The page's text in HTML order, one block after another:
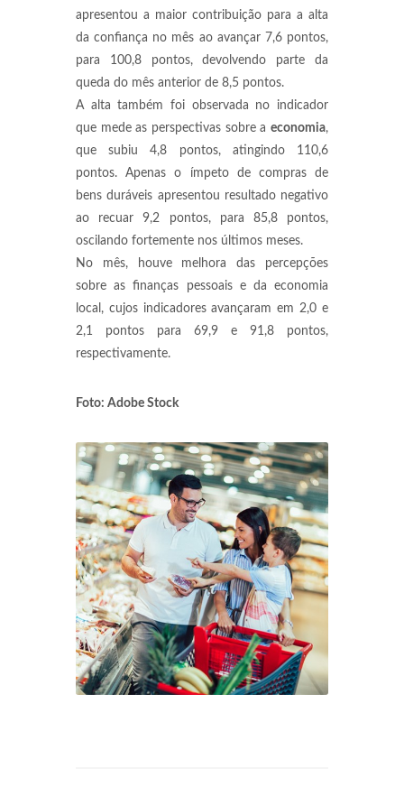
apresentou a maior contribuição para a alta
da confiança no mês ao avançar 7,6 pontos,
para 100,8 pontos, devolvendo parte da
queda do mês anterior de 8,5 pontos.
A alta também foi observada no indicador
que mede as perspectivas sobre a economia,
que subiu 4,8 pontos, atingindo 110,6
pontos. Apenas o ímpeto de compras de
bens duráveis apresentou resultado negativo
ao recuar 9,2 pontos, para 85,8 pontos,
oscilando fortemente nos últimos meses.
No mês, houve melhora das percepções
sobre as finanças pessoais e da economia
local, cujos indicadores avançaram em 2,0 e
2,1 pontos para 69,9 e 91,8 pontos,
respectivamente.
Foto: Adobe Stock